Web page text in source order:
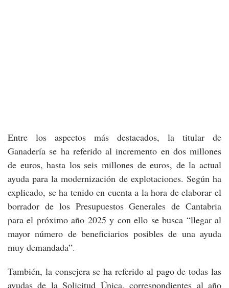
Entre los aspectos más destacados, la titular de
Ganadería se ha referido al incremento en dos millones
de euros, hasta los seis millones de euros, de la actual
ayuda para la modernización de explotaciones. Según ha
explicado, se ha tenido en cuenta a la hora de elaborar el
borrador de los Presupuestos Generales de Cantabria
para el próximo año 2025 y con ello se busca “llegar al
mayor número de beneficiarios posibles de una ayuda
muy demandada”.
También, la consejera se ha referido al pago de todas las
ayudas de la Solicitud Única, correspondientes al año